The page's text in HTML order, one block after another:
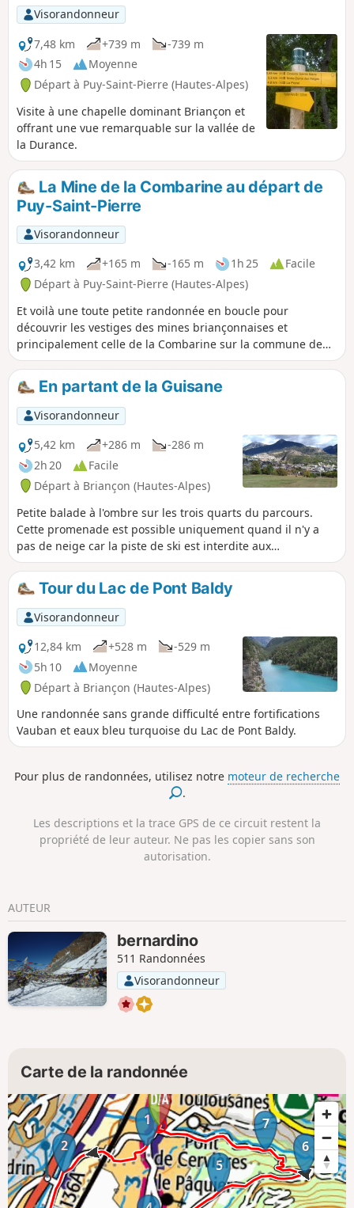
Visorandonneur
7,48 km
+739 m
-739 m
4h 15
Moyenne
Départ à Puy-Saint-Pierre (Hautes-Alpes)
Visite à une chapelle dominant Briançon et
offrant une vue remarquable sur la vallée de
la Durance.
La Mine de la Combarine au départ de
Puy-Saint-Pierre
Visorandonneur
3,42 km
+165 m -165 m 1h 25
Facile
Départ à Puy-Saint-Pierre (Hautes-Alpes)
Et voilà une toute petite randonnée en boucle pour
découvrir les vestiges des mines briançonnaises et
principalement celle de la Combarine sur la commune de
Puy-Saint-Pierre.
En partant de la Guisane
Visorandonneur
5,42 km
+286 m
-286 m
2h 20
Facile
Départ à Briançon (Hautes-Alpes)
Petite balade à l'ombre sur les trois quarts du parcours.
Cette promenade est possible uniquement quand il n'y a
pas de neige car la piste de ski est interdite aux
randonneurs 30/10/2023 : le départ de la randonnée a été
modifié pour éviter une propriété privée.
Tour du Lac de Pont Baldy
Visorandonneur
12,84 km
+528 m
-529 m
5h 10
Moyenne
Départ à Briançon (Hautes-Alpes)
Une randonnée sans grande difficulté entre fortifications
Vauban et eaux bleu turquoise du Lac de Pont Baldy.
Pour plus de randonnées, utilisez notre moteur de recherche
.
Les descriptions et la trace GPS de ce circuit restent la
propriété de leur auteur. Ne pas les copier sans son
autorisation.
AUTEUR
bernardino
511 Randonnées
Visorandonneur
Carte de la randonnée
1
2
5
6
7